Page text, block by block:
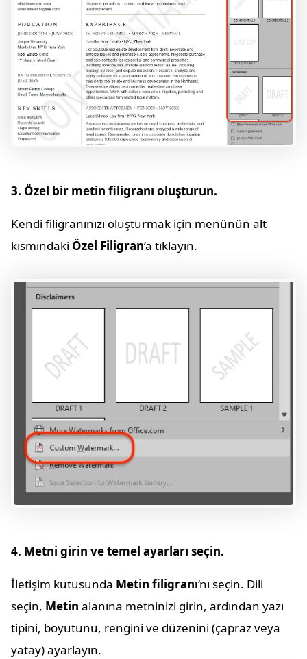
3. Özel bir metin filigranı oluşturun.
Kendi filigranınızı oluşturmak için menünün alt
kısmındaki Özel Filigran‘a tıklayın.
4. Metni girin ve temel ayarları seçin.
İletişim kutusunda Metin filigranı‘nı seçin. Dili
seçin, Metin alanına metninizi girin, ardından yazı
tipini, boyutunu, rengini ve düzenini (çapraz veya
yatay) ayarlayın.